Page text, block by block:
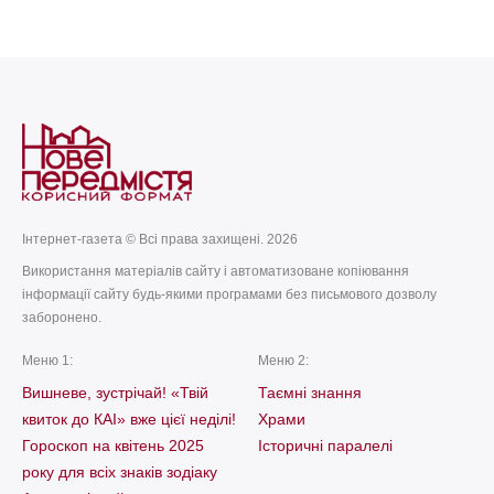
Інтернет-газета © Всі права захищені. 2026
Використання матеріалів сайту і автоматизоване копіювання
інформації сайту будь-якими програмами без письмового дозволу
заборонено.
Меню 1:
Вишневе, зустрічай! «Твій
квиток до КАІ» вже цієї неділі!
Гороскоп на квітень 2025
року для всіх знаків зодіаку
Меню 2:
Таємні знання
Храми
Історичні паралелі